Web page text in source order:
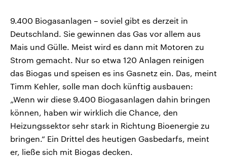
9.400 Biogasanlagen – soviel gibt es derzeit in
Deutschland. Sie gewinnen das Gas vor allem aus
Mais und Gülle. Meist wird es dann mit Motoren zu
Strom gemacht. Nur so etwa 120 Anlagen reinigen
das Biogas und speisen es ins Gasnetz ein. Das, meint
Timm Kehler, solle man doch künftig ausbauen:
„Wenn wir diese 9.400 Biogasanlagen dahin bringen
können, haben wir wirklich die Chance, den
Heizungssektor sehr stark in Richtung Bioenergie zu
bringen.“ Ein Drittel des heutigen Gasbedarfs, meint
er, ließe sich mit Biogas decken.